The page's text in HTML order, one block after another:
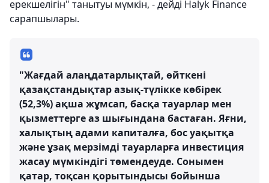
ерекшелігін" танытуы мүмкін, - дейді Halyk Finance
сарапшылары.
"Жағдай алаңдатарлықтай, өйткені
қазақстандықтар азық-түлікке көбірек
(52,3%) ақша жұмсап, басқа тауарлар мен
қызметтерге аз шығындана бастаған. Яғни,
халықтың адами капиталға, бос уақытқа
және ұзақ мерзімді тауарларға инвестиция
жасау мүмкіндігі төмендеуде. Сонымен
қатар, тоқсан қорытындысы бойынша